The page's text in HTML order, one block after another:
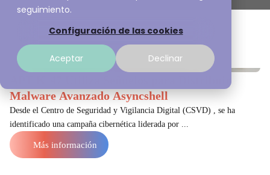
seguimiento.
Configuración de las cookies
Aceptar Declinar
Malware Avanzado Asyncshell
Desde el Centro de Seguridad y Vigilancia Digital (CSVD) , se ha
identificado una campaña cibernética liderada por ...
Más información